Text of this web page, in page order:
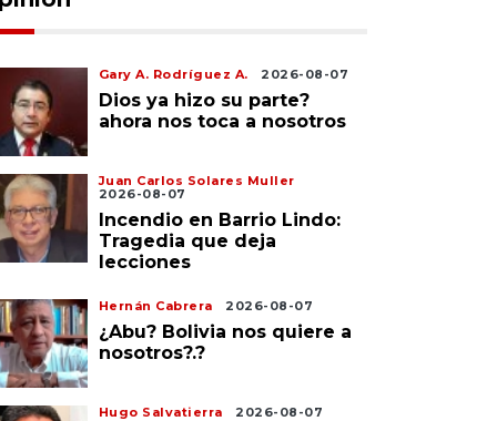
Gary A. Rodríguez A. 2026-08-07
Dios ya hizo su parte?
ahora nos toca a nosotros
Juan Carlos Solares Muller
2026-08-07
Incendio en Barrio Lindo:
Tragedia que deja
lecciones
Hernán Cabrera 2026-08-07
¿Abu? Bolivia nos quiere a
nosotros?.?
Hugo Salvatierra 2026-08-07